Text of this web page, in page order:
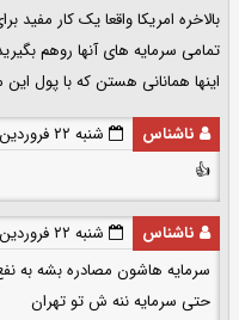
بالاخره امریکا واقعا یک کار مفید
تمامی سرمایه های آنها رو‌هم
اینها همانانی هستن که با پول
ناشناس
شنبه ۲۲ فروردین ۱۴۰۵ ۱۹:۰۶:۴۸
👍
ناشناس
شنبه ۲۲ فروردین ۱۴۰۵ ۲۳:۵۸:۲۷
سرمایه هاشون مصادره بشه به
حتی سرمایه ننه ش تو تهران